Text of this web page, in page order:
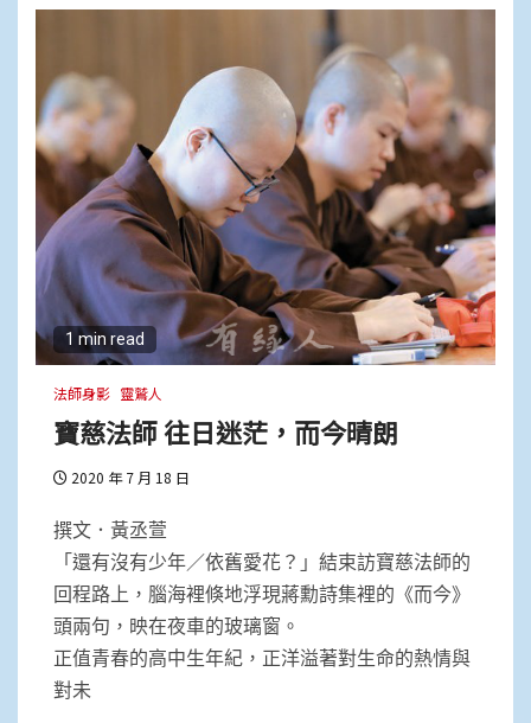
1 min read
法師身影 靈鷲人
寶慈法師 往日迷茫，而今晴朗
2020 年 7 月 18 日
撰文．黃丞萱
「還有沒有少年／依舊愛花？」結束訪寶慈法師的
回程路上，腦海裡倏地浮現蔣勳詩集裡的《而今》
頭兩句，映在夜車的玻璃窗。
正值青春的高中生年紀，正洋溢著對生命的熱情與
對未